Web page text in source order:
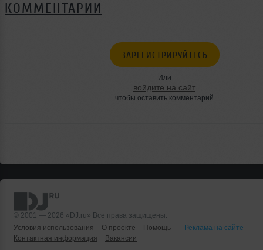
КОММЕНТАРИИ
ЗАРЕГИСТРИРУЙТЕСЬ
Или
войдите на сайт
чтобы оставить комментарий
© 2001 — 2026 «DJ.ru» Все права защищены.
Условия использования
О проекте Помощь
Реклама на сайте
Контактная информация
Вакансии